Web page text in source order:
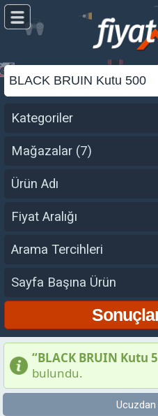
Kategoriler
Mağazalar (7)
Ürün Adı
Fiyat Aralığı
Arama Tercihleri
Sayfa Başına Ürün
“BLACK BRUIN Kutu
bulundu.
Ucuzdan